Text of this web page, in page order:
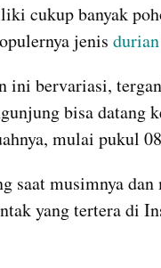
cukup banyak
jenis
ini bervariasi,
bisa datang
mulai pukul
saat musimnya
yang tertera di